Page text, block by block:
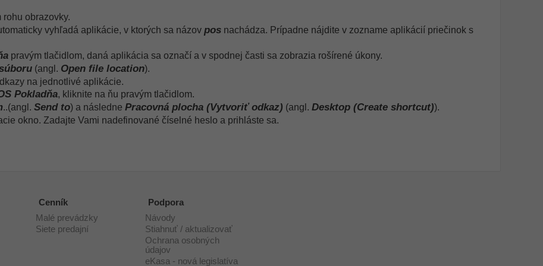
obrazovky.
vyhľadá aplikácie, v ktorých sa názov pos nachádza. Prípadne nájdite v zozname aplikácií priečinok s
pravým tlačidlom, daná aplikácia sa označí a v spodnej časti sa zobrazia rošírené úkony.
(angl. Open file location).
na jednotlivé aplikácie.
Pokladňa, kliknite na ňu pravým tlačidlom.
..(angl. Send to) a následne Pracovná plocha (Vytvoriť odkaz) (angl. Desktop (Create shortcut)).
okno. Zadajte Vami nadefinované číselné heslo a prihláste sa.
Cenník
Malé prevádzky
Siete predajní
Podpora
Návody
Stiahnuť / aktualizovať
Ochrana osobných
údajov
eKasa - nová legislatíva